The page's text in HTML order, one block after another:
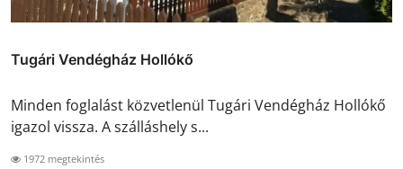
Tugári Vendégház Hollókő
Minden foglalást közvetlenül Tugári Vendégház Hollókő
igazol vissza. A szálláshely s...
1972 megtekintés